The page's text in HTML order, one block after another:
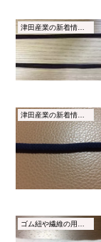
津田産業の新着情報（NEWS）
津田産業の新着情報（NEWS）